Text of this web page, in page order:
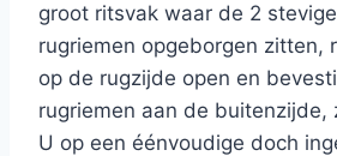
groot ritsvak waar de 2
rugriemen opgeborgen zitten,
op de rugzijde open en
rugriemen aan de buitenzijde,
U op een éénvoudige doch